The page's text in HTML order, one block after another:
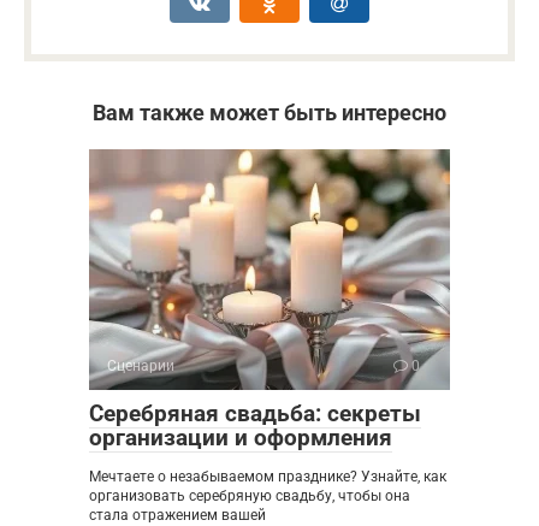
Вам также может быть интересно
Сценарии 0
Серебряная свадьба: секреты
организации и оформления
Мечтаете о незабываемом празднике? Узнайте, как
организовать серебряную свадьбу, чтобы она
стала отражением вашей